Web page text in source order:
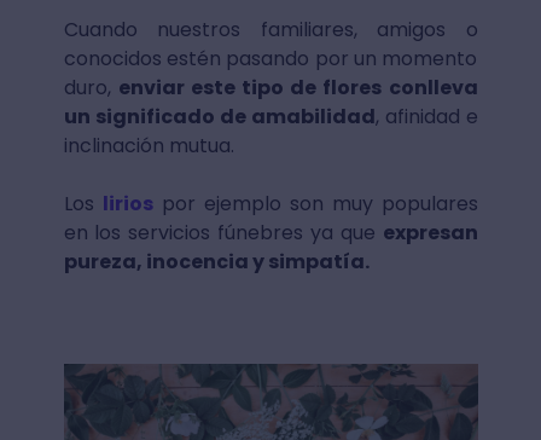
Cuando nuestros familiares, amigos o
conocidos estén pasando por un momento
duro, enviar este tipo de flores conlleva
un significado de amabilidad, afinidad e
inclinación mutua.
Los liriospor ejemplo son muy populares
en los servicios fúnebres ya que expresan
pureza, inocencia y simpatía.